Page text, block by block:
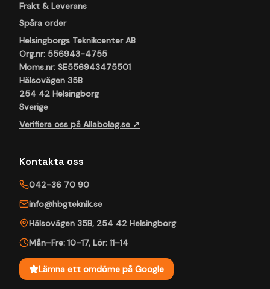
Frakt & Leverans
Spåra order
Helsingborgs Teknikcenter AB
Org.nr: 556943-4755
Moms.nr: SE556943475501
Hälsovägen 35B
254 42 Helsingborg
Sverige
Verifiera oss på Allabolag.se ↗
Kontakta oss
042-36 70 90
info@hbgteknik.se
Hälsovägen 35B, 254 42 Helsingborg
Mån–Fre: 10–17, Lör: 11–14
Lämna ett omdöme på Google